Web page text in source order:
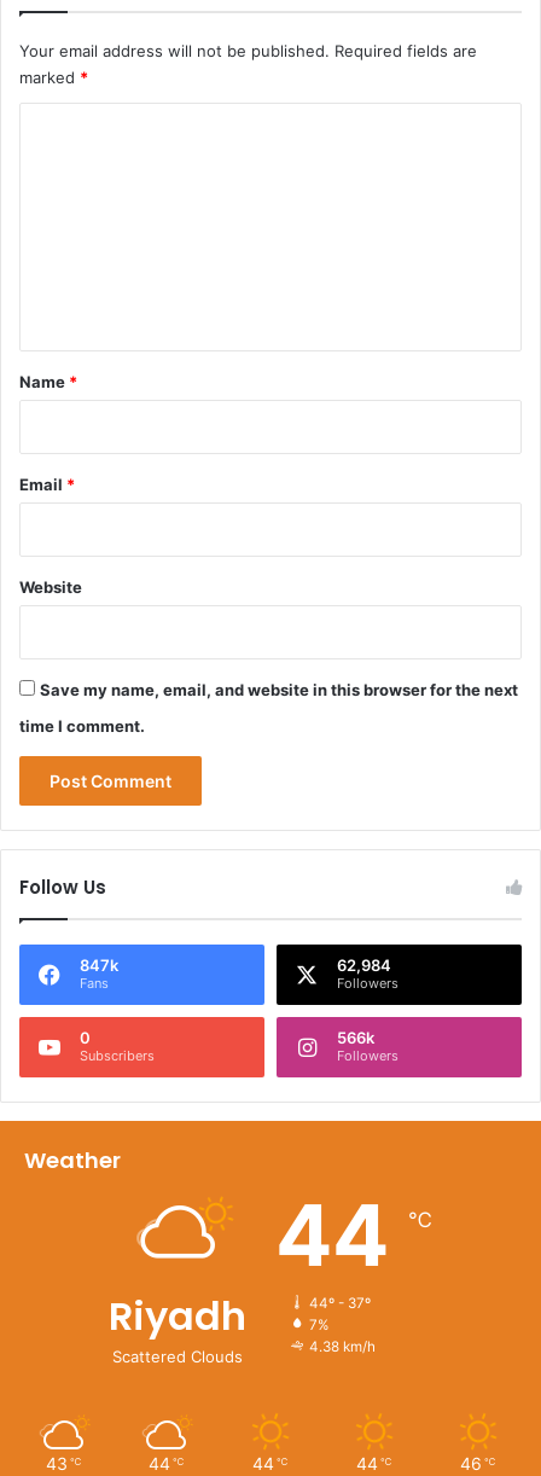
Your email address will not be published. Required fields are
marked *
*
Name *
Email *
Website
Save my name, email, and website in this browser for the next
time I comment.
Follow Us
847k
Fans
62,984
Followers
0
Subscribers
566k
Followers
Weather
Riyadh
Scattered Clouds
44 ℃
44º - 37º
7%
4.38 km/h
43 ℃ 44 ℃ 44 ℃ 44 ℃ 46 ℃